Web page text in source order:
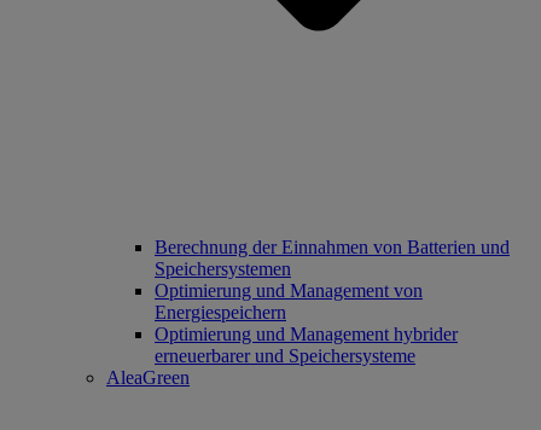
Berechnung der Einnahmen von Batterien und
Speichersystemen
Optimierung und Management von
Energiespeichern
Optimierung und Management hybrider
erneuerbarer und Speichersysteme
AleaGreen